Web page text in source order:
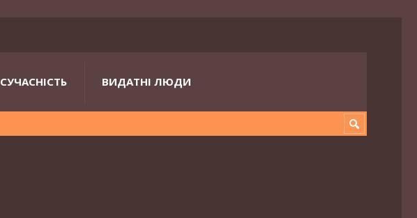
СУЧАСНІСТЬ ВИДАТНІ ЛЮДИ